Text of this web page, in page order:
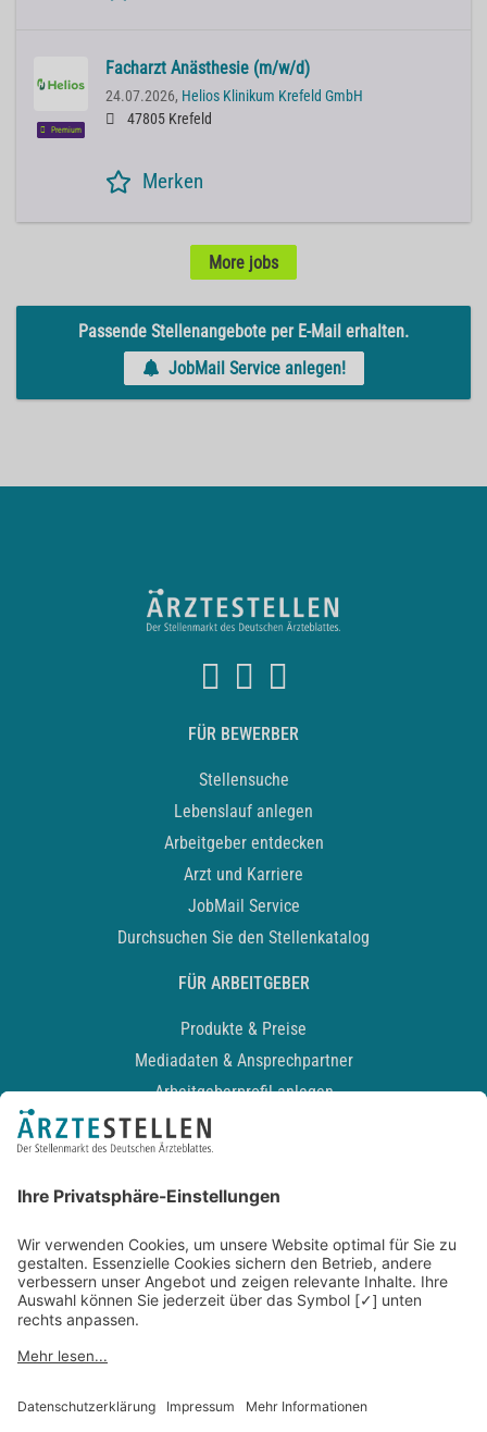
Premium
Facharzt Anästhesie (m/w/d)
24.07.2026, Helios Klinikum Krefeld GmbH
47805 Krefeld
Merken
More jobs
Passende Stellenangebote per E-Mail erhalten.
JobMail Service anlegen!
FÜR BEWERBER
Stellensuche
Lebenslauf anlegen
Arbeitgeber entdecken
Arzt und Karriere
JobMail Service
Durchsuchen Sie den Stellenkatalog
FÜR ARBEITGEBER
Produkte & Preise
Mediadaten & Ansprechpartner
Arbeitgeberprofil anlegen
Recruiting-Podcast
Kontakt
Datenschutz
Newsletter